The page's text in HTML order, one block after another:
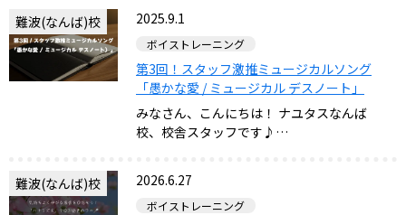
難波(なんば)校 2025.9.1
ボイストレーニング
第3回！スタッフ激推ミュージカルソング
「愚かな愛 / ミュージカル デスノート」
みなさん、こんにちは！ ナユタスなんば
校、校舎スタッフです♪…
難波(なんば)校 2026.6.27
ボイストレーニング